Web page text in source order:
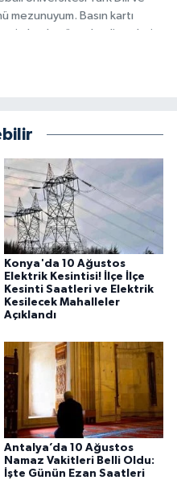
mezunuyum. Basın kartı
olarak, güncel gelişmeleri
bilgilerle buluşturmayı
anlayışımda etik
içeriklerle kamuoyuna
Konya'da 10 Ağustos
Elektrik Kesintisi! İlçe İlçe
Kesinti Saatleri ve Elektrik
Kesilecek Mahalleler
Açıklandı
Antalya’da 10 Ağustos
Namaz Vakitleri Belli Oldu:
İşte Günün Ezan Saatleri